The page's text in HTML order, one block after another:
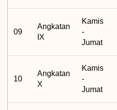
09
Angkatan
IX
Kamis
-
Jumat
10
Angkatan
X
Kamis
-
Jumat